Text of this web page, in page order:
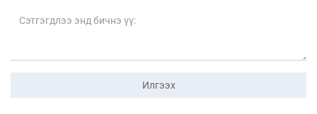
Илгээх